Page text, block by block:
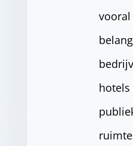
vooral
hotels